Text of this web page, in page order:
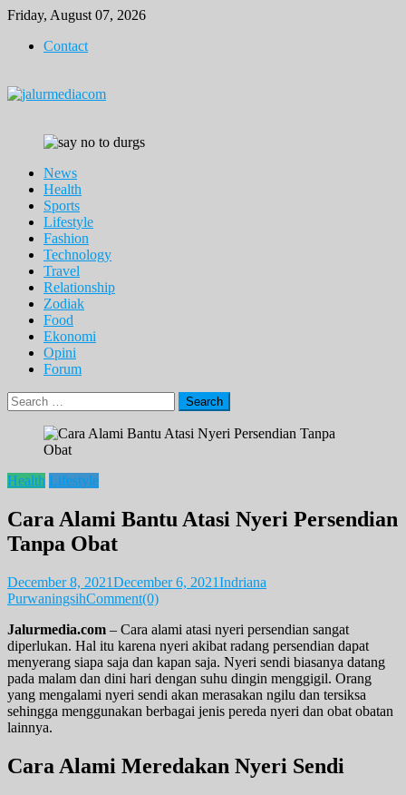
Skip
content
Friday, August 07, 2026
Contact
News
Health
Sports
Lifestyle
Fashion
Technology
Travel
Relationship
Zodiak
Food
Ekonomi
Opini
Forum
Search
for:
Health Lifestyle
Cara Alami Bantu Atasi Nyeri Persendian
Tanpa Obat
December 8, 2021December 6, 2021Indriana
PurwaningsihComment(0)
Jalurmedia.com – Cara alami atasi nyeri persendian sangat
diperlukan. Hal itu karena nyeri akibat radang persendian dapat
menyerang siapa saja dan kapan saja. Nyeri sendi biasanya datang
pada malam dan dini hari dengan suhu dingin menggigil. Orang
yang mengalami nyeri sendi akan merasakan ngilu dan tersiksa
sehingga menggunakan berbagai jenis pereda nyeri dan obat obatan
lainnya.
Cara Alami Meredakan Nyeri Sendi